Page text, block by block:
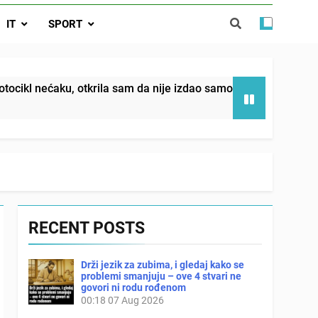
nije izdao samo našu kćer, nego je
sin već sutradan oženio ljubavnicom,
i da iza bolničkog stakla već čekaju
IT SPORT
sam da nije izdao samo našu kćer, nego je svojim
RECENT POSTS
Drži jezik za zubima, i gledaj kako se
problemi smanjuju – ove 4 stvari ne
govori ni rodu rođenom
00:18 07 Aug 2026